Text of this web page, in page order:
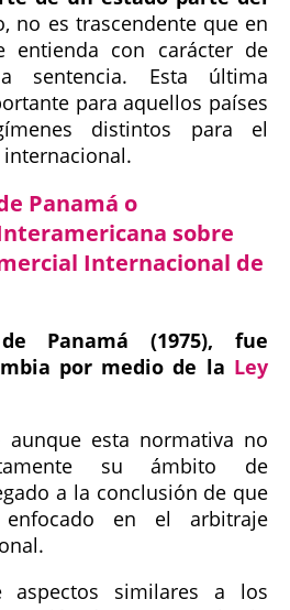
no es trascendente que en
entienda con carácter de
sentencia. Esta última
para aquellos países
distintos para el
Panamá o
sobre
Internacional de
Panamá (1975), fue
por medio de la Ley
aunque esta normativa no
su ámbito de
a la conclusión de que
en el arbitraje
aspectos similares a los